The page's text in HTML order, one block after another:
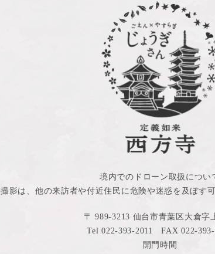
境内でのドローン取扱につい
影は、他の来訪者や付近住民に危険や迷惑を及ぼす
〒 989-3213 仙台市青葉区大倉字
Tel 022-393-2011 FAX 022-393-
開門時間